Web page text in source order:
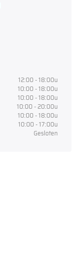
12:00 - 18:00u
10:00 - 18:00u
10:00 - 18:00u
10:00 - 20:00u
10:00 - 18:00u
10:00 - 17:00u
Gesloten